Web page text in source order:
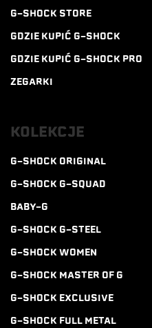
G-SHOCK STORE
GDZIE KUPIĆ G-SHOCK
GDZIE KUPIĆ G-SHOCK PRO
ZEGARKI
KOLEKCJE
G-SHOCK ORIGINAL
G-SHOCK G-SQUAD
BABY-G
G-SHOCK G-STEEL
G-SHOCK WOMEN
G-SHOCK MASTER OF G
G-SHOCK EXCLUSIVE
G-SHOCK FULL METAL